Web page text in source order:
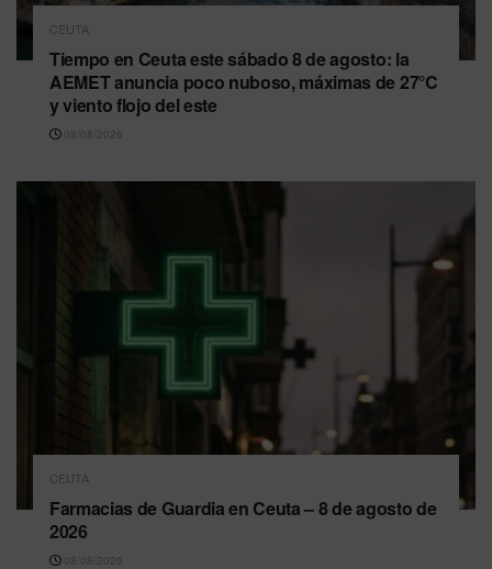
CEUTA
Tiempo en Ceuta este sábado 8 de agosto: la
AEMET anuncia poco nuboso, máximas de 27°C
y viento flojo del este
08/08/2026
CEUTA
Farmacias de Guardia en Ceuta – 8 de agosto de
2026
08/08/2026